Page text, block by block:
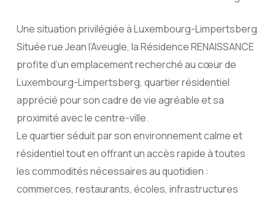
Une situation privilégiée à Luxembourg-Limpertsberg
Située rue Jean l’Aveugle, la Résidence RENAISSANCE
profite d’un emplacement recherché au cœur de
Luxembourg-Limpertsberg, quartier résidentiel
apprécié pour son cadre de vie agréable et sa
proximité avec le centre-ville.
Le quartier séduit par son environnement calme et
résidentiel tout en offrant un accès rapide à toutes
les commodités nécessaires au quotidien :
commerces, restaurants, écoles, infrastructures